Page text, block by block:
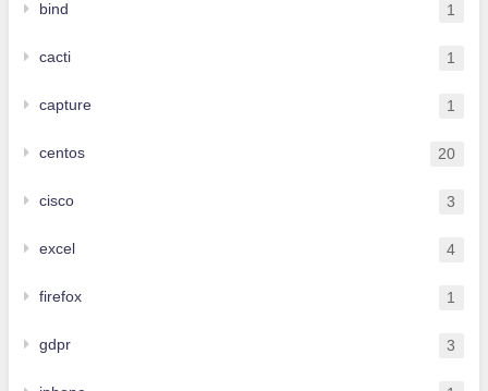
bind 1
cacti 1
capture 1
centos 20
cisco 3
excel 4
firefox 1
gdpr 3